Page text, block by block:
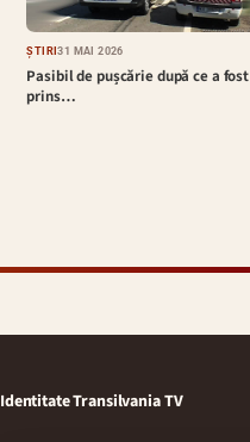
ȘTIRI31 MAI 2026
Pasibil de pușcărie după ce a fost
prins…
Identitate Transilvania TV